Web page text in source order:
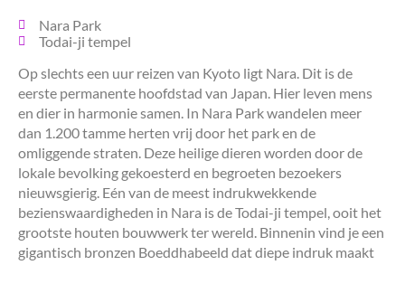
Nara Park
Todai-ji tempel
Op slechts een uur reizen van Kyoto ligt Nara. Dit is de
eerste permanente hoofdstad van Japan. Hier leven mens
en dier in harmonie samen. In Nara Park wandelen meer
dan 1.200 tamme herten vrij door het park en de
omliggende straten. Deze heilige dieren worden door de
lokale bevolking gekoesterd en begroeten bezoekers
nieuwsgierig. Eén van de meest indrukwekkende
bezienswaardigheden in Nara is de Todai-ji tempel, ooit het
grootste houten bouwwerk ter wereld. Binnenin vind je een
gigantisch bronzen Boeddhabeeld dat diepe indruk maakt